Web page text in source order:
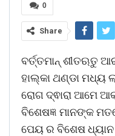
0
Share
ବର୍ତ୍ତମାନ୍ ଶୀତଋତୁ
ହାଲ୍କା ଥଣ୍ଡା ମଧ୍ୟ
ରୋଗ ଦ୍ଵାରା ଆମେ
ବିଶେଷଜ୍ଞ ମାନଙ୍କ
ପେୟ ର ବିଶେଷ